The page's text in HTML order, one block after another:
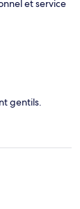
et service
gentils.